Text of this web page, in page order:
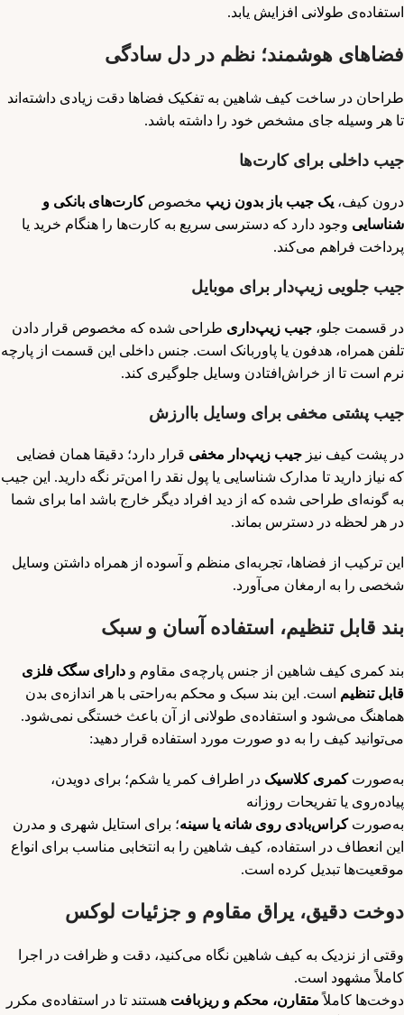
استفاده‌ی طولانی افزایش یابد.
فضاهای هوشمند؛ نظم در دل سادگی
طراحان در ساخت کیف شاهین به تفکیک فضاها دقت زیادی داشته‌اند
تا هر وسیله جای مشخص خود را داشته باشد.
جیب داخلی برای کارت‌ها
درون کیف، یک جیب باز بدون زیپ مخصوصکارت‌های بانکی و
شناسایی وجود دارد که دسترسی سریع به کارت‌ها را هنگام خرید یا
پرداخت فراهم می‌کند.
جیب جلویی زیپ‌دار برای موبایل
در قسمت جلو، جیب زیپ‌داری طراحی شده که مخصوص قرار دادن
تلفن همراه، هدفون یا پاوربانک است. جنس داخلی این قسمت از پارچه
نرم است تا از خراش‌افتادن وسایل جلوگیری کند.
جیب پشتی مخفی برای وسایل باارزش
در پشت کیف نیز جیب زیپ‌دار مخفی قرار دارد؛ دقیقا همان فضایی
که نیاز دارید تا مدارک شناسایی یا پول نقد را امن‌تر نگه دارید. این جیب
به گونه‌ای طراحی شده که از دید افراد دیگر خارج باشد اما برای شما
در هر لحظه در دسترس بماند.
این ترکیب از فضاها، تجربه‌ای منظم و آسوده از همراه داشتن وسایل
شخصی را به ارمغان می‌آورد.
بند قابل تنظیم، استفاده آسان و سبک
بند کمری کیف شاهین از جنس پارچه‌ی مقاوم و دارای سگک فلزی
قابل تنظیم است. این بند سبک و محکم به‌راحتی با هر اندازه‌ی بدن
هماهنگ می‌شود و استفاده‌ی طولانی از آن باعث خستگی نمی‌شود.
می‌توانید کیف را به دو صورت مورد استفاده قرار دهید:
به‌صورتکمری کلاسیک در اطراف کمر یا شکم؛ برای دویدن،
پیاده‌روی یا تفریحات روزانه
به‌صورتکراس‌بادی روی شانه یا سینه؛ برای استایل شهری و مدرن
این انعطاف در استفاده، کیف شاهین را به انتخابی مناسب برای انواع
موقعیت‌ها تبدیل کرده است.
دوخت دقیق، یراق مقاوم و جزئیات لوکس
وقتی از نزدیک به کیف شاهین نگاه می‌کنید، دقت و ظرافت در اجرا
کاملاً مشهود است.
دوخت‌ها کاملاًمتقارن، محکم و ریزبافت هستند تا در استفاده‌ی مکرر